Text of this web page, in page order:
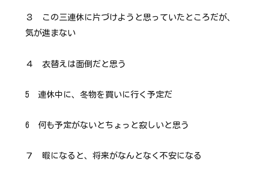
３ この三連休に片づけようと思っていたところだが、
気が進まない
４ 衣替えは面倒だと思う
5 連休中に、冬物を買いに行く予定だ
6 何も予定がないとちょっと寂しいと思う
７ 暇になると、将来がなんとなく不安になる